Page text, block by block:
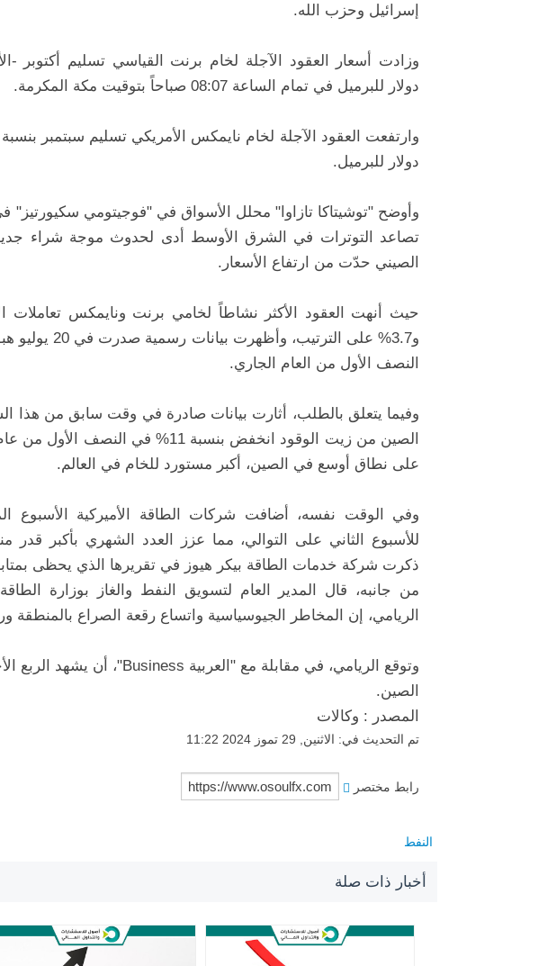
إسرائيل وحزب الله.
دولار للبرميل في تمام الساعة 08:07 صباحاً بتوقيت مكة المكرمة.
دولار للبرميل.
وأوضح "توشيتاكا تازاوا" محلل الأسواق في "فوجيتومي سكيورتيز"
تصاعد التوترات في الشرق الأوسط أدى لحدوث موجة شراء
الصيني حدّت من ارتفاع الأسعار.
النصف الأول من العام الجاري.
وفيما يتعلق بالطلب، أثارت بيانات صادرة في وقت سابق من هذا
على نطاق أوسع في الصين، أكبر مستورد للخام في العالم.
وفي الوقت نفسه، أضافت شركات الطاقة الأميركية الأسبوع
ذكرت شركة خدمات الطاقة بيكر هيوز في تقريرها الذي يحظى
من جانبه، قال المدير العام لتسويق النفط والغاز بوزارة
الريامي، إن المخاطر الجيوسياسية واتساع رقعة الصراع بالمنطقة
الصين.
المصدر : وكالات
تم التحديث في: الاثنين, 29 تموز 2024 11:22
رابط مختصر
النفط
أخبار ذات صلة